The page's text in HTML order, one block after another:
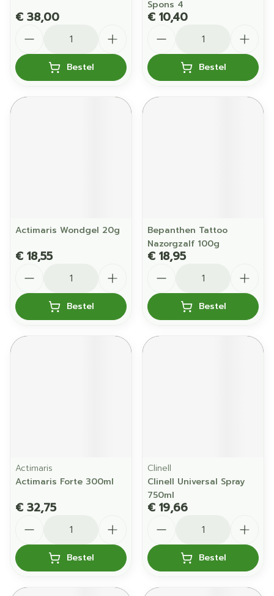
€ 38,00
Bestel
Spons 4
€ 10,40
Bestel
Actimaris Wondgel 20g
€ 18,55
Bestel
Bepanthen Tattoo
Nazorgzalf 100g
€ 18,95
Bestel
Actimaris
Actimaris Forte 300ml
€ 32,75
Bestel
Clinell
Clinell Universal Spray
750ml
€ 19,66
Bestel